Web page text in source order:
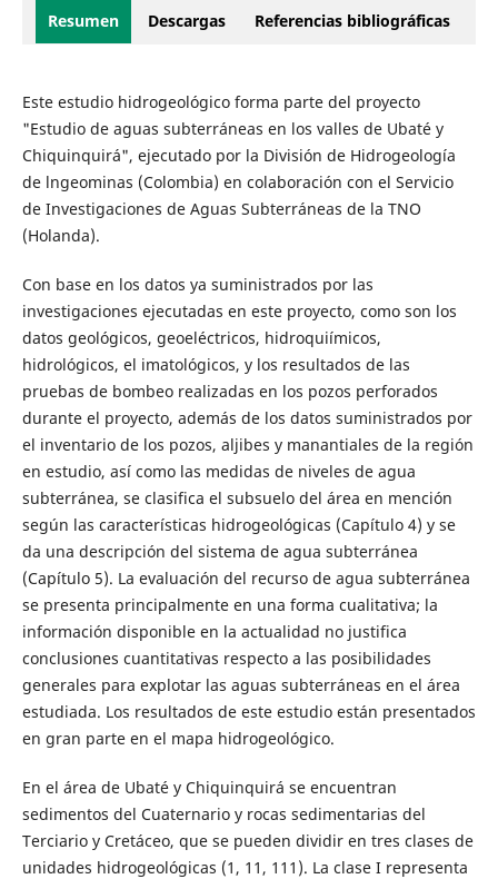
Resumen Descargas Referencias bibliográficas
Este estudio hidrogeológico forma parte del proyecto
"Estudio de aguas subterráneas en los valles de Ubaté y
Chiquinquirá", ejecutado por la División de Hidrogeología
de lngeominas (Colombia) en colaboración con el Servicio
de Investigaciones de Aguas Subterráneas de la TNO
(Holanda).
Con base en los datos ya suministrados por las
investigaciones ejecutadas en este proyecto, como son los
datos geológicos, geoeléctricos, hidroquiímicos,
hidrológicos, el imatológicos, y los resultados de las
pruebas de bombeo realizadas en los pozos perforados
durante el proyecto, además de los datos suministrados por
el inventario de los pozos, aljibes y manantiales de la región
en estudio, así como las medidas de niveles de agua
subterránea, se clasifica el subsuelo del área en mención
según las características hidrogeológicas (Capítulo 4) y se
da una descripción del sistema de agua subterránea
(Capítulo 5). La evaluación del recurso de agua subterránea
se presenta principalmente en una forma cualitativa; la
información disponible en la actualidad no justifica
conclusiones cuantitativas respecto a las posibilidades
generales para explotar las aguas subterráneas en el área
estudiada. Los resultados de este estudio están presentados
en gran parte en el mapa hidrogeológico.
En el área de Ubaté y Chiquinquirá se encuentran
sedimentos del Cuaternario y rocas sedimentarias del
Terciario y Cretáceo, que se pueden dividir en tres clases de
unidades hidrogeológicas (1, 11, 111). La clase I representa